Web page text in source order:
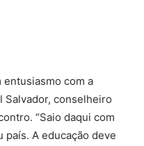
com a
Salvador, conselheiro
“Saio daqui com
país. A educação deve